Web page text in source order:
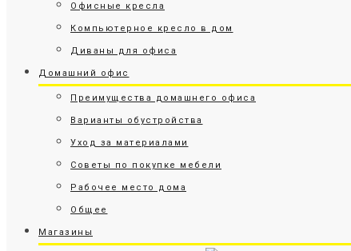
Офисные кресла
Компьютерное кресло в дом
Диваны для офиса
Домашний офис
Преимущества домашнего офиса
Варианты обустройства
Уход за материалами
Советы по покупке мебели
Рабочее место дома
Общее
Магазины